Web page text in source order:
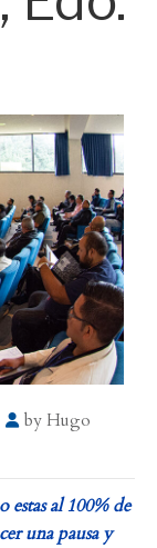
by Hugo
al 100% de
una pausa y